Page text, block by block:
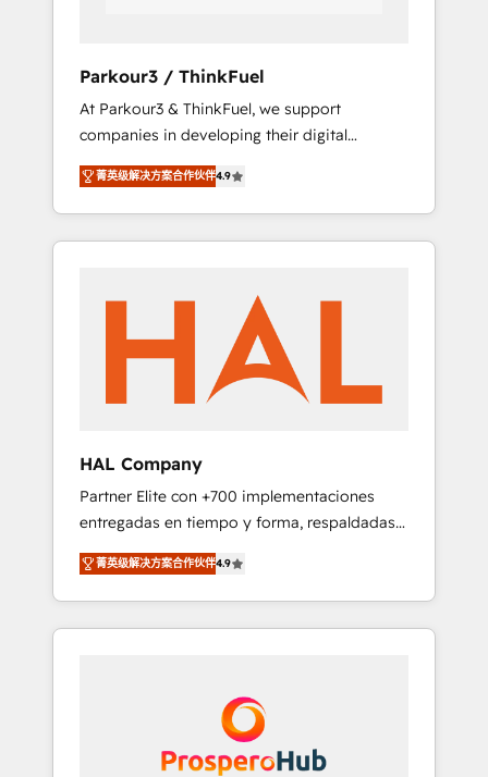
Our Services: HubSpot implementations &
data migration Custom AI agents Revenue
Operations API integrations AI-ready Website
design Let’s turn your CRM into your growth
engine!
Parkour3 / ThinkFuel
At Parkour3 & ThinkFuel, we support
companies in developing their digital
strategies by leveraging technologies and
automating their marketing and sales
processes to generate growth. Our offer
spans from Strategy to Operations. We
implementation, web design, sales &
marketing automation, and digital marketing.
With extensive experience working with tech
companies and manufacturers since 2002,
we are committed to empowering our clients
implementation and seamless integration of
the CRM platform into your digital
ecosystem. Would you like support in
deploying your inbound marketing strategy?
We'll provide support tailored to your needs
and sales objectives. With 125+ certifications,
we are part of the most certified Canadian
coast), our services are offered in both
菁英级解决方案合作伙伴4.9
HAL Company
Partner Elite con +700 implementaciones
entregadas en tiempo y forma, respaldadas
por 6 acreditaciones de HubSpot y un
equipo de 6 Certified Trainers avalados por
HubSpot Academy. Acompañamos a las
empresas en cada etapa de su crecimiento
Nos caracterizamos por combinar excelencia
técnica con una mirada estratégica a largo
菁英级解决方案合作伙伴4.9